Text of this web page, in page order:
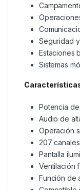
Seguridad
Estaciones
Sistemas
Potencia
Audio de
Operación
207
Pantalla
Ventilación
Función de